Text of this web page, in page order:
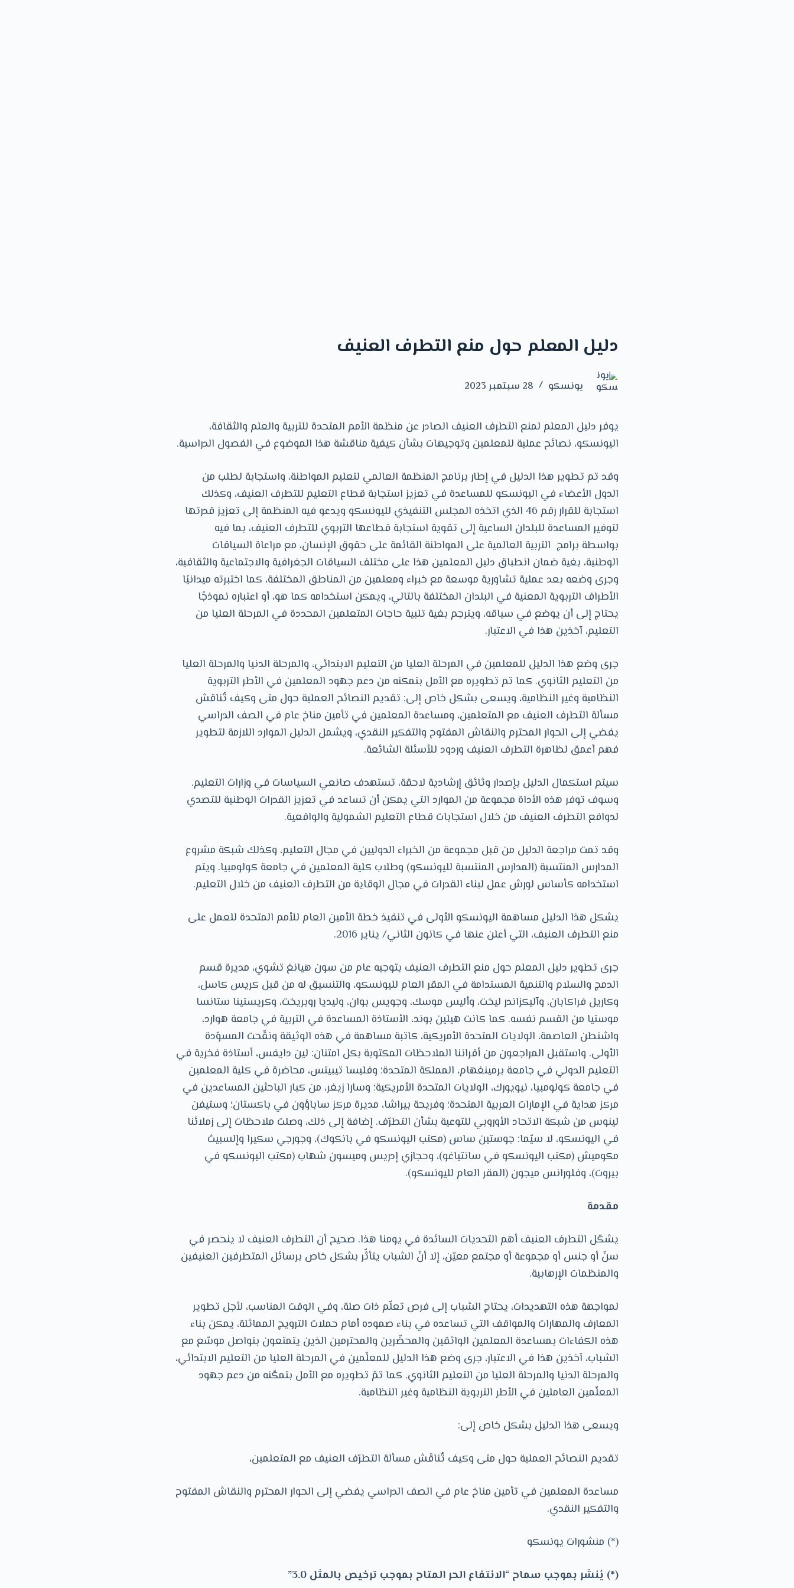
دليل المعلم حول منع التطرف العنيف
يونسكو 28 سبتمبر 2023
يوفر دليل المعلم لمنع التطرف العنيف الصادر عن منظمة الأمم المتحدة للتربية والعلم والثقافة،
اليونسكو، نصائح عملية للمعلمين وتوجيهات بشأن كيفية مناقشة هذا الموضوع في الفصول الدراسية.
وقد تم تطوير هذا الدليل في إطار برنامج المنظمة العالمي لتعليم المواطنة، واستجابة لطلب من
الدول الأعضاء في اليونسكو للمساعدة في تعزيز استجابة قطاع التعليم للتطرف العنيف، وكذلك
استجابة للقرار رقم 46 الذي اتخذه المجلس التنفيذي لليونسكو ويدعو فيه المنظمة إلى تعزيز قدرتها
لتوفير المساعدة للبلدان الساعية إلى تقوية استجابة قطاعها التربوي للتطرف العنيف، بما فيه
بواسطة برامج التربية العالمية على المواطنة القائمة على حقوق الإنسان، مع مراعاة السياقات
الوطنية، بغية ضمان انطباق دليل المعلمين هذا على مختلف السياقات الجغرافية والاجتماعية والثقافية،
وجرى وضعه بعد عملية تشاورية موسعة مع خبراء ومعلمين من المناطق المختلفة، كما اختبرته ميدانيًا
الأطراف التربوية المعنية في البلدان المختلفة بالتالي، ويمكن استخدامه كما هو، أو اعتباره نموذجًا
يحتاج إلى أن يوضع في سياقه، ويترجم بغية تلبية حاجات المتعلمين المحددة في المرحلة العليا من
التعليم، آخذين هذا في الاعتبار.
جرى وضع هذا الدليل للمعلمين في المرحلة العليا من التعليم الابتدائي، والمرحلة الدنيا والمرحلة العليا
من التعليم الثانوي. كما تم تطويره مع الأمل بتمكنه من دعم جهود المعلمين في الأطر التربوية
النظامية وغير النظامية، ويسعى بشكل خاص إلى: تقديم النصائح العملية حول متى وكيف تُناقش
مسألة التطرف العنيف مع المتعلمين، ومساعدة المعلمين في تأمين مناخ عام في الصف الدراسي
يفضي إلى الحوار المحترم والنقاش المفتوح والتفكير النقدي، ويشمل الدليل الموارد اللازمة لتطوير
فهم أعمق لظاهرة التطرف العنيف وردود للأسئلة الشائعة.
سيتم استكمال الدليل بإصدار وثائق إرشادية لاحقة، تستهدف صانعي السياسات في وزارات التعليم.
وسوف توفر هذه الأداة مجموعة من الموارد التي يمكن أن تساعد في تعزيز القدرات الوطنية للتصدي
لدوافع التطرف العنيف من خلال استجابات قطاع التعليم الشمولية والواقعية.
وقد تمت مراجعة الدليل من قبل مجموعة من الخبراء الدوليين في مجال التعليم، وكذلك شبكة مشروع
المدارس المنتسبة (المدارس المنتسبة لليونسكو) وطلاب كلية المعلمين في جامعة كولومبيا. ويتم
استخدامه كأساس لورش عمل لبناء القدرات في مجال الوقاية من التطرف العنيف من خلال التعليم.
يشكل هذا الدليل مساهمة اليونسكو الأولى في تنفيذ خطة الأمين العام للأمم المتحدة للعمل على
منع التطرف العنيف، التي أعلن عنها في كانون الثاني/ يناير 2016.
جرى تطوير دليل المعلم حول منع التطرف العنيف بتوجيه عام من سون هيانغ تشوي، مديرة قسم
الدمج والسلام والتنمية المستدامة في المقر العام لليونسكو، والتنسيق له من قبل كريس كاسل،
وكاريل فراكابان، وآليكزاندر ليخت، وأليس موسك، وجويس بوان، وليديا روبريخت، وكريستينا ستانسا
موستيا من القسم نفسه. كما كانت هيلين بوند، الأستاذة المساعدة في التربية في جامعة هوارد،
واشنطن العاصمة، الولايات المتحدة الأمريكية، كاتبة مساهمة في هذه الوثيقة ونقّحت المسوّدة
الأولى. واستقبل المراجعون من أقراننا الملاحظات المكتوبة بكل امتنان: لين دايفس، أستاذة فخرية في
التعليم الدولي في جامعة برمينغهام، المملكة المتحدة؛ وفليسا تيبيتس، محاضرة في كلية المعلمين
في جامعة كولومبيا، نيويورك، الولايات المتحدة الأمريكية؛ وسارا زيغر، من كبار الباحثين المساعدين في
مركز هداية في الإمارات العربية المتحدة؛ وفريحة بيراشا، مديرة مركز ساباؤون في باكستان؛ وستيفن
لينوس من شبكة الاتحاد الأوروبي للتوعية بشأن التطرّف. إضافة إلى ذلك، وصلت ملاحظات إلى زملائنا
في اليونسكو، لا سيّما: جوستين ساس (مكتب اليونسكو في بانكوك)، وجورجي سكيرا وإلسبيث
مكوميش (مكتب اليونسكو في سانتياغو)، وحجازي إدريس وميسون شهاب (مكتب اليونسكو في
بيروت)، وفلورانس ميجون (المقر العام لليونسكو).
مقدمة
يشكّل التطرف العنيف أهم التحديات السائدة في يومنا هذا. صحيح أن التطرف العنيف لا ينحصر في
سنّ أو جنس أو مجموعة أو مجتمع معيّن، إلا أنّ الشباب يتأثّر بشكل خاص برسائل المتطرفين العنيفين
والمنظمات الإرهابية.
لمواجهة هذه التهديدات، يحتاج الشباب إلى فرص تعلّم ذات صلة، وفي الوقت المناسب، لأجل تطوير
المعارف والمهارات والمواقف التي تساعده في بناء صموده أمام حملات الترويج المماثلة، يمكن بناء
هذه الكفاءات بمساعدة المعلمين الواثقين والمحضّرين والمحترمين الذين يتمتعون بتواصل موسّع مع
الشباب، آخذين هذا في الاعتبار، جرى وضع هذا الدليل للمعلّمين في المرحلة العليا من التعليم الابتدائي،
والمرحلة الدنيا والمرحلة العليا من التعليم الثانوي. كما تمّ تطويره مع الأمل بتمكّنه من دعم جهود
المعلّمين العاملين في الأطر التربوية النظامية وغير النظامية.
ويسعى هذا الدليل بشكل خاص إلى:
تقديم النصائح العملية حول متى وكيف تُناقَش مسألة التطرّف العنيف مع المتعلمين،
مساعدة المعلمين في تأمين مناخ عام في الصف الدراسي يفضي إلى الحوار المحترم والنقاش المفتوح
والتفكير النقدي.
(*) منشورات يونسكو
(*) يُنشر بموجب سماح “الانتفاع الحر المتاح بموجب ترخيص بالمثل 3.0”